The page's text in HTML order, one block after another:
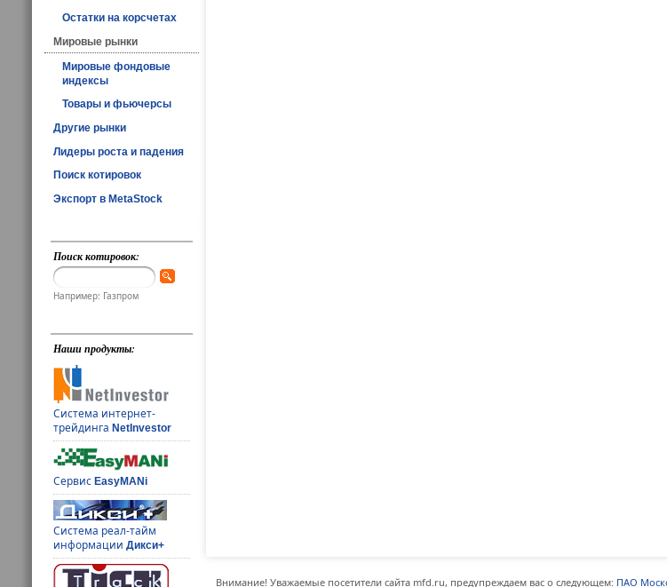
Остатки на корсчетах
Мировые рынки
Мировые фондовые
индексы
Товары и фьючерсы
Другие рынки
Лидеры роста и падения
Поиск котировок
Экспорт в MetaStock
Поиск котировок:
Например: Газпром
Наши продукты:
Система интернет-
трейдингаNetInvestor
СервисEasyMANi
Система реал-тайм
информацииДикси+
Внимание! Уважаемые посетители сайта mfd.ru, предупреждаем вас о следующем: ПАО